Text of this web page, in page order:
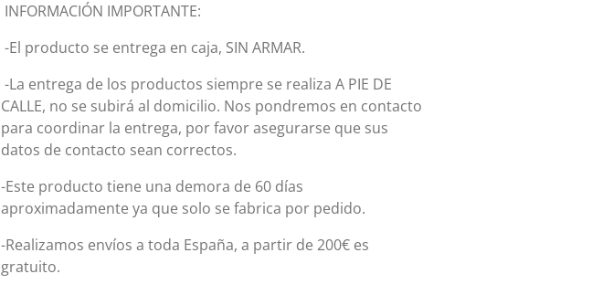
INFORMACIÓN IMPORTANTE:
-El producto se entrega en caja, SIN ARMAR.
-La entrega de los productos siempre se realiza A PIE DE
CALLE, no se subirá al domicilio. Nos pondremos en contacto
para coordinar la entrega, por favor asegurarse que sus
datos de contacto sean correctos.
-Este producto tiene una demora de 60 días
aproximadamente ya que solo se fabrica por pedido.
-Realizamos envíos a toda España, a partir de 200€ es
gratuito.